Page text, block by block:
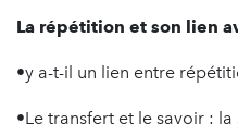
La répétition et son lien
•y a-t-il un lien entre
•Le transfert et le savoir :